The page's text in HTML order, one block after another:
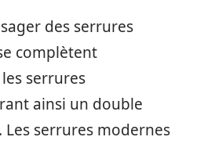
des serrures
complètent
serrures
ainsi un double
Les serrures modernes